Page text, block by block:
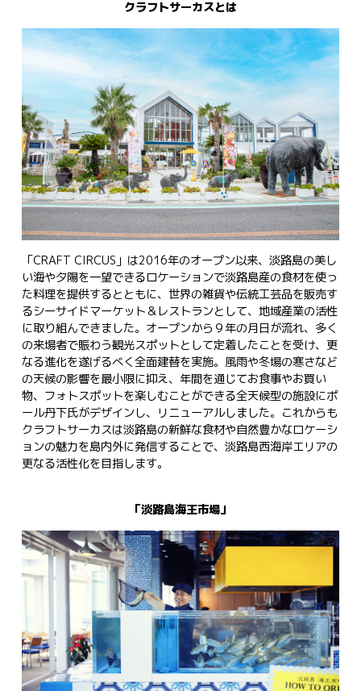
クラフトサーカスとは
「CRAFT CIRCUS」は2016年のオープン以来、淡路島の美し
い海や夕陽を一望できるロケーションで淡路島産の食材を使っ
た料理を提供するとともに、世界の雑貨や伝統工芸品を販売す
るシーサイドマーケット＆レストランとして、地域産業の活性
に取り組んできました。オープンから９年の月日が流れ、多く
の来場者で賑わう観光スポットとして定着したことを受け、更
なる進化を遂げるべく全面建替を実施。風雨や冬場の寒さなど
の天候の影響を最小限に抑え、年間を通じてお食事やお買い
物、フォトスポットを楽しむことができる全天候型の施設にポ
ール丹下氏がデザインし、リニューアルしました。これからも
クラフトサーカスは淡路島の新鮮な食材や自然豊かなロケーシ
ョンの魅力を島内外に発信することで、淡路島西海岸エリアの
更なる活性化を目指します。
「淡路島海王市場」